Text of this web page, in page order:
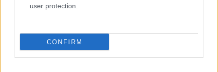
user protection.
CONFIRM
Maux de gorge chroniques : causes,